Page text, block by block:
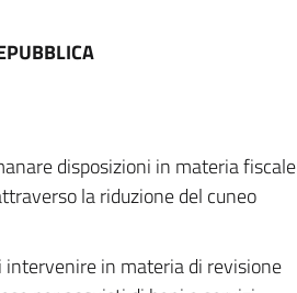
disposizioni in materia fiscale
la riduzione del cuneo
intervenire in materia di revisione